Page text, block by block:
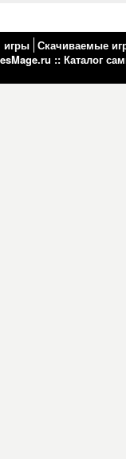
Скачиваемые
:: Каталог